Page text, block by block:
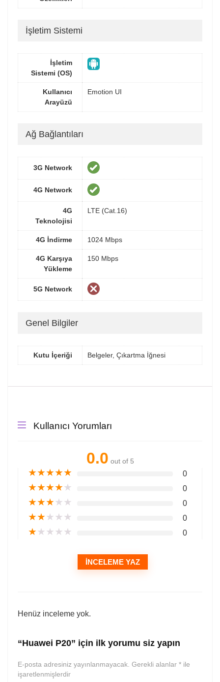
İşletim Sistemi
İşletim
Sistemi (OS)
Kullanıcı
Arayüzü
Emotion UI
Ağ Bağlantıları
3G Network
4G Network
4G
Teknolojisi
LTE (Cat.16)
4G İndirme 1024 Mbps
4G Karşıya
Yükleme
150 Mbps
5G Network
Genel Bilgiler
Kutu İçeriği Belgeler, Çıkartma İğnesi
Kullanıcı Yorumları
0.0 out of 5
★★★★★ 0
★★★★★ 0
★★★★★ 0
★★★★★ 0
★★★★★ 0
İNCELEME YAZ
Henüz inceleme yok.
“Huawei P20” için ilk yorumu siz yapın
E-posta adresiniz yayınlanmayacak. Gerekli alanlar * ile
işaretlenmişlerdir